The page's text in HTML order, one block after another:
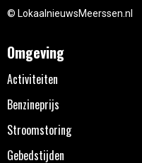
© LokaalnieuwsMeerssen.nl
Omgeving
Activiteiten
Benzineprijs
Stroomstoring
Gebedstijden